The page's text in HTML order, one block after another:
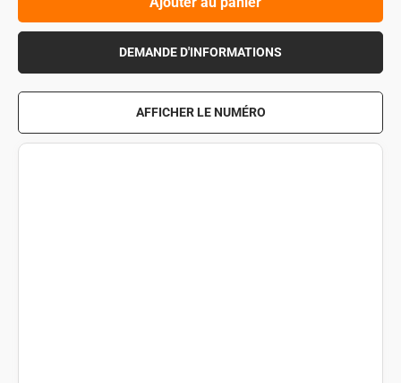
DEMANDE D'INFORMATIONS
AFFICHER LE NUMÉRO